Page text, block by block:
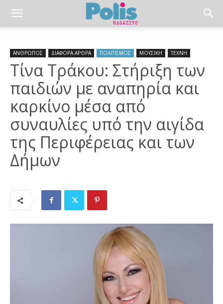
ΑΝΘΡΩΠΟΣ ΔΙΑΦΟΡΑ ΑΡΘΡΑ ΠΟΛΙΤΙΣΜΟΣ ΜΟΥΣΙΚΗ ΤΕΧΝΗ
Τίνα Τράκου: Στήριξη των
παιδιών με αναπηρία και
καρκίνο μέσα από
συναυλίες υπό την αιγίδα
της Περιφέρειας και των
Δήμων